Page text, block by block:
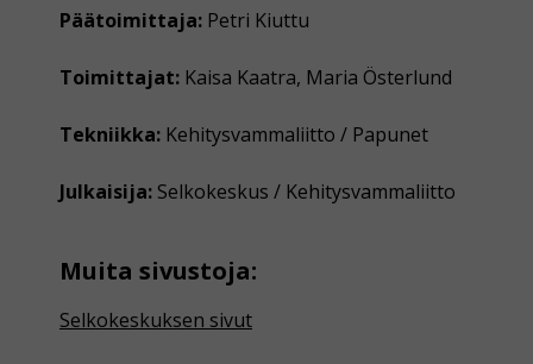
Päätoimittaja: Petri Kiuttu
Toimittajat: Kaisa Kaatra, Maria Österlund
Tekniikka: Kehitysvammaliitto / Papunet
Julkaisija: Selkokeskus / Kehitysvammaliitto
Muita sivustoja:
Selkokeskuksen sivut